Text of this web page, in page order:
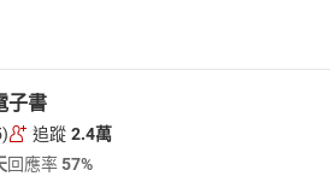
子書
追蹤 2.4萬
回應率57%